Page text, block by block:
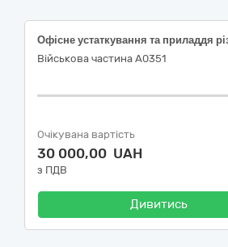
Військова частина А0351
Очікувана вартість
30 000,00 UAH
з ПДВ
Дивитись